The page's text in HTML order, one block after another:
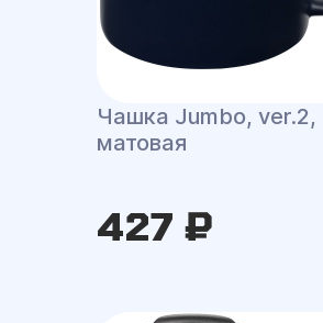
Чашка Jumbo, ver.2,
матовая
427 ₽